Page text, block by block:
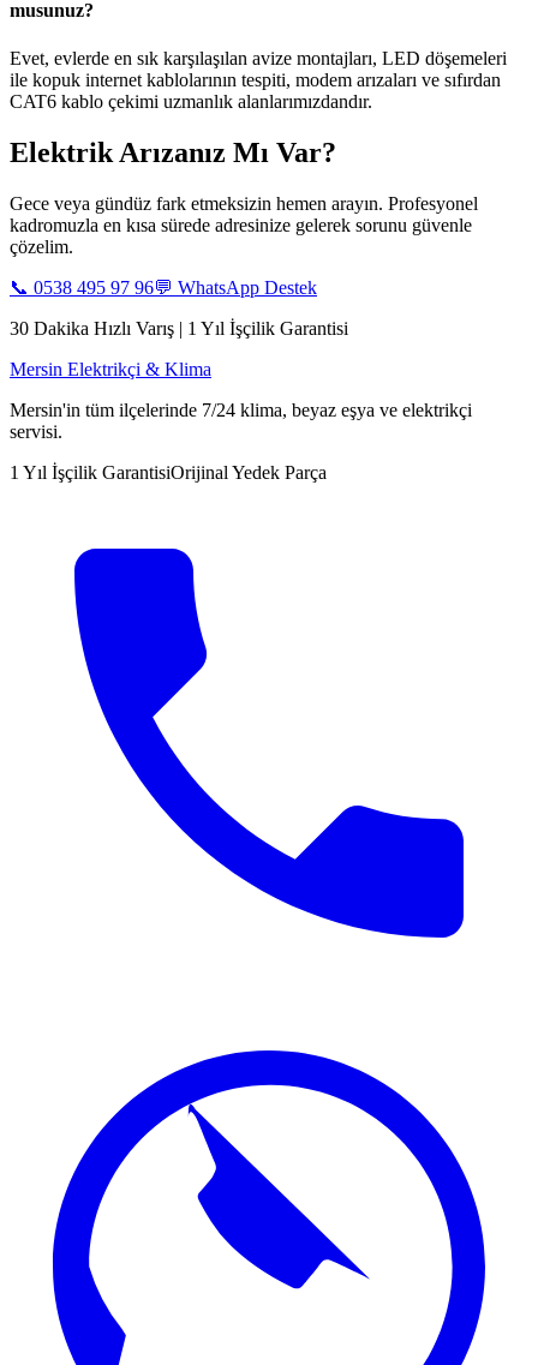
musunuz?
Evet, evlerde en sık karşılaşılan avize montajları, LED döşemeleri
ile kopuk internet kablolarının tespiti, modem arızaları ve sıfırdan
CAT6 kablo çekimi uzmanlık alanlarımızdandır.
Elektrik Arızanız Mı Var?
Gece veya gündüz fark etmeksizin hemen arayın. Profesyonel
kadromuzla en kısa sürede adresinize gelerek sorunu güvenle
çözelim.
📞 0538 495 97 96💬 WhatsApp Destek
30 Dakika Hızlı Varış | 1 Yıl İşçilik Garantisi
Mersin Elektrikçi & Klima
Mersin'in tüm ilçelerinde 7/24 klima, beyaz eşya ve elektrikçi
servisi.
1 Yıl İşçilik GarantisiOrijinal Yedek Parça